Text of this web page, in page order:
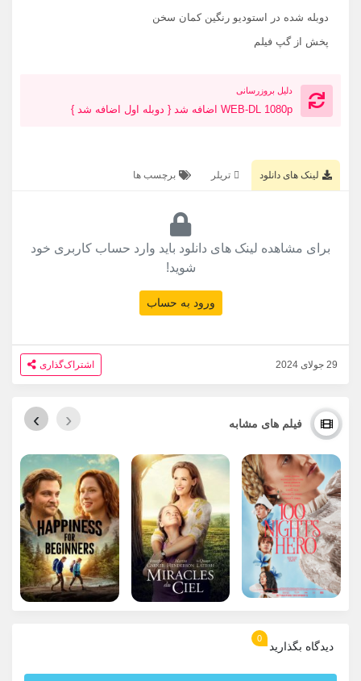
دوبله شده در استودیو رنگین کمان سخن
پخش از گپ فیلم
دلیل بروزرسانی
WEB-DL 1080p اضافه شد { دوبله اول اضافه شد }
لینک های دانلود تریلر برچسب ها
برای مشاهده لینک های دانلود باید وارد حساب کاربری خود
شوید!
ورود به حساب
29 جولای 2024 اشتراک‌گذاری
فیلم های مشابه ‹
›
دیدگاه بگذارید
0